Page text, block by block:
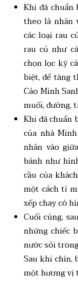
Khi đã
theo là nhân
các loại rau
rau củ như
chọn lọc kỹ
biệt, để tăng
Cảo Minh
muối, đường,
Khi đã chuẩn
của nhà
nhân vào
bánh như
cầu của
một cách tỉ
xếp chay có
Cuối cùng,
những chiếc
nước sôi
Sau khi chín,
một hương vị